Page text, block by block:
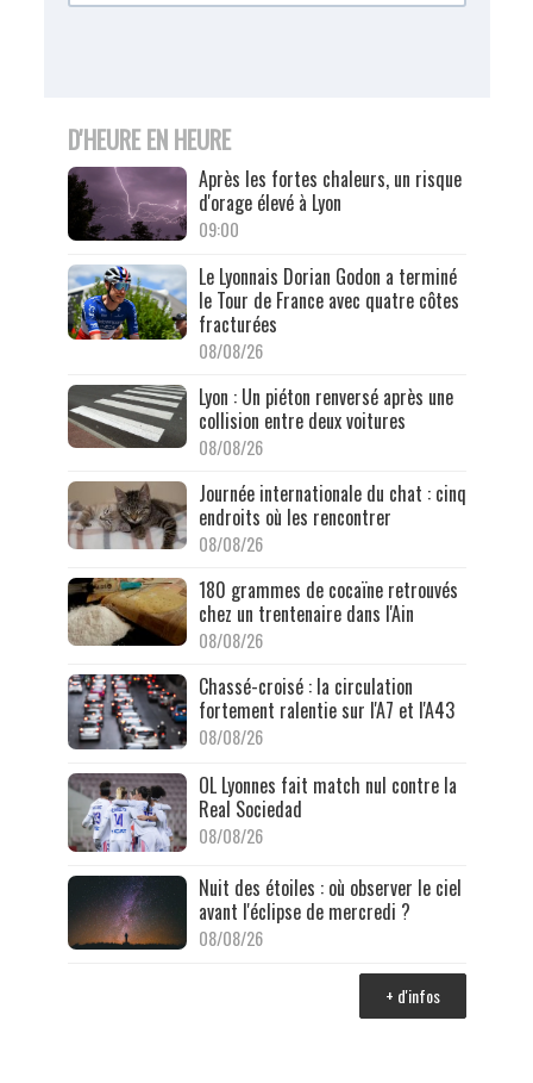
D'HEURE EN HEURE
Après les fortes chaleurs, un risque
d'orage élevé à Lyon
09:00
Le Lyonnais Dorian Godon a terminé
le Tour de France avec quatre côtes
fracturées
08/08/26
Lyon : Un piéton renversé après une
collision entre deux voitures
08/08/26
Journée internationale du chat : cinq
endroits où les rencontrer
08/08/26
180 grammes de cocaïne retrouvés
chez un trentenaire dans l'Ain
08/08/26
Chassé-croisé : la circulation
fortement ralentie sur l'A7 et l'A43
08/08/26
OL Lyonnes fait match nul contre la
Real Sociedad
08/08/26
Nuit des étoiles : où observer le ciel
avant l'éclipse de mercredi ?
08/08/26
+ d'infos